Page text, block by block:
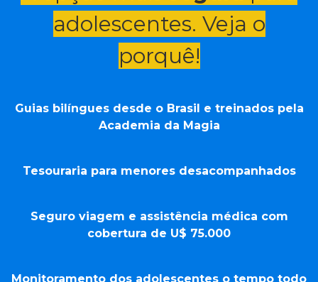
adolescentes. Veja o
porquê!
Guias bilíngues desde o Brasil e treinados pela
Academia da Magia
Tesouraria para menores desacompanhados
Seguro viagem e assistência médica com
cobertura de U$ 75.000
Monitoramento dos adolescentes o tempo todo